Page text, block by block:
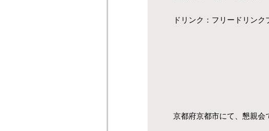
ドリンク：フリードリンク
京都府京都市にて、懇親会